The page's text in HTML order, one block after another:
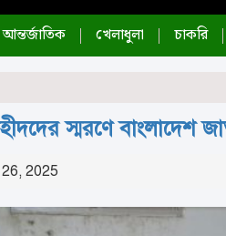
আন্তর্জাতিক খেলাধুলা চাকরি
স্মরণে বাংলাদেশ
2025